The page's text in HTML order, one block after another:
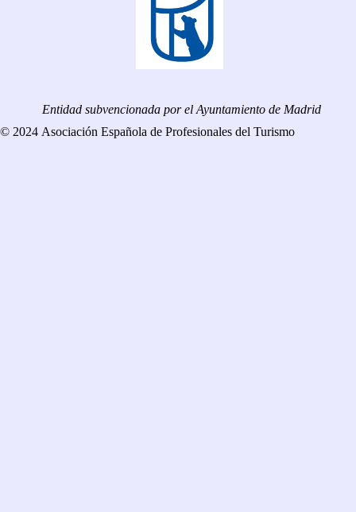
Entidad subvencionada por el Ayuntamiento de Madrid
© 2024 Asociación Española de Profesionales del Turismo